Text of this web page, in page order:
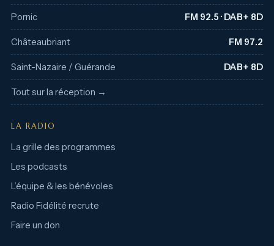
Pornic FM 92.5 · DAB+ 8D
Châteaubriant FM 97.2
Saint-Nazaire / Guérande DAB+ 8D
Tout sur la réception →
LA RADIO
La grille des programmes
Les podcasts
L’équipe & les bénévoles
Radio Fidélité recrute
Faire un don